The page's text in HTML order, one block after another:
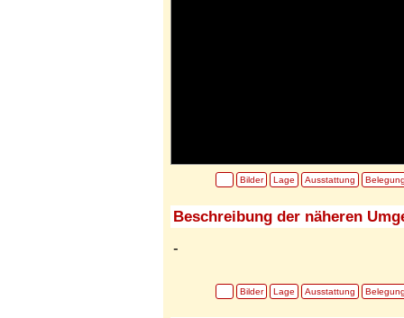
Bilder Lage Ausstattung
Beschreibung der näheren
-
Bilder Lage Ausstattung